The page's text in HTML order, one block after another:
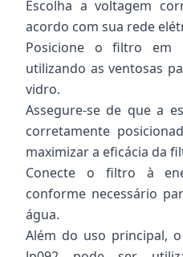
Escolha a voltagem
acordo com sua rede
Posicione o filtro em
utilizando as ventosas
vidro.
Assegure-se de que a
corretamente
maximizar a eficácia da
Conecte o filtro à
conforme necessário
água.
Além do uso principal,